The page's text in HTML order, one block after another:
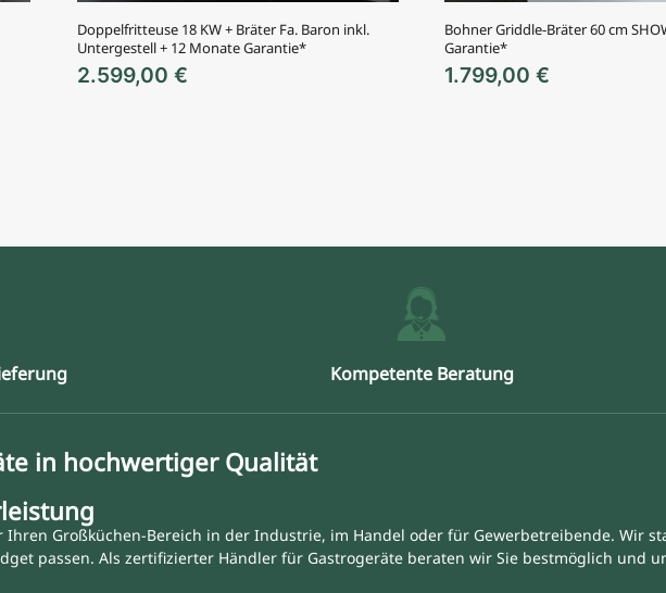
Doppelfritteuse 18 KW + Bräter Fa. Baron inkl.
Untergestell + 12 Monate Garantie*
2.599,00 €
Bohner Griddle-Bräter 60 cm
Garantie*
1.799,00€
Kompetente Beratung
in hochwertiger Qualität
Ihren Großküchen-Bereich in der Industrie, im Handel oder für Gewerbetreibende. Wir
passen. Als zertifizierter Händler für Gastrogeräte beraten wir Sie bestmöglich und